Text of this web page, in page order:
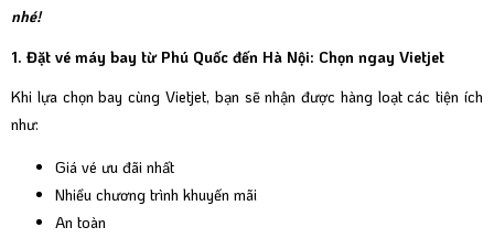
nhé!
1. Đặt vé máy bay từ Phú Quốc đến Hà Nội: Chọn ngay Vietjet
Khi lựa chọn bay cùng Vietjet, bạn sẽ nhận được hàng loạt các tiện ích
như:
Giá vé ưu đãi nhất
Nhiều chương trình khuyến mãi
An toàn